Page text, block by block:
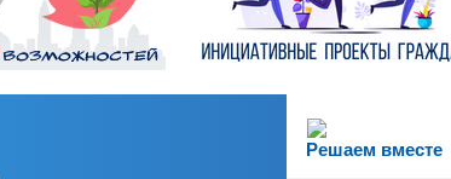
Решаем вместе